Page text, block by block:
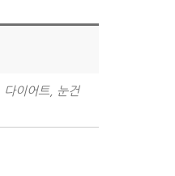
다이어트, 눈건